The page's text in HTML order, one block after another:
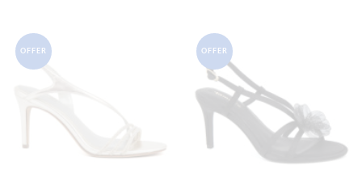
OFFER OFFER